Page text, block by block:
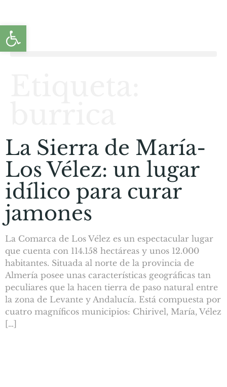
La Sierra de María-
Los Vélez: un lugar
idílico para curar
jamones
La Comarca de Los Vélez es un espectacular lugar
que cuenta con 114.158 hectáreas y unos 12.000
habitantes. Situada al norte de la provincia de
Almería posee unas características geográficas tan
peculiares que la hacen tierra de paso natural entre
la zona de Levante y Andalucía. Está compuesta por
cuatro magníficos municipios: Chirivel, María, Vélez
[…]
Abrir barra de herramientas